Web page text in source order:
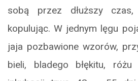
sobą przez dłuższy
kopulując. W jednym lęgu
jaja pozbawione wzorów,
bieli, bladego błękitu,